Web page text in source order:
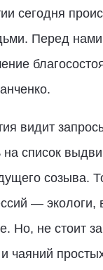
сегодня
Перед
видит
список
созыва.
— экологи,
Но, не стоит